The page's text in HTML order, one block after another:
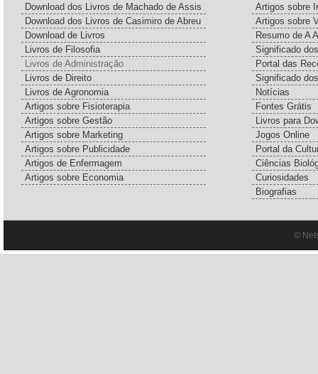
Download dos Livros de Machado de Assis
Download dos Livros de Casimiro de Abreu
Download de Livros
Livros de Filosofia
Livros de Administração
Livros de Direito
Livros de Agronomia
Artigos sobre Fisioterapia
Artigos sobre Gestão
Artigos sobre Marketing
Artigos sobre Publicidade
Artigos de Enfermagem
Artigos sobre Economia
Artigos sobre
Artigos sobre
Resumo de A
Significado
Portal das
Significado
Notícias
Fontes Grátis
Livros para
Jogos Online
Portal da
Ciências
Curiosidades
Biografias
©